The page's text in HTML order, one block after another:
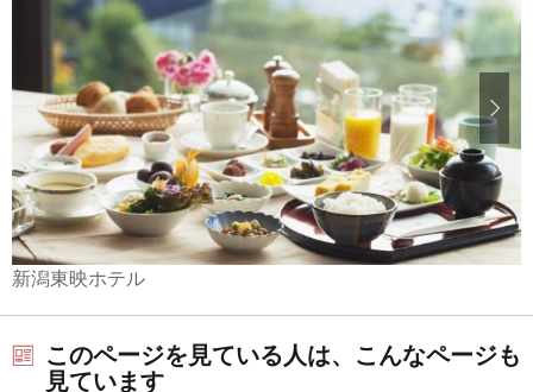
新潟東映ホテル
このページを見ている人は、こんなページも
見ています